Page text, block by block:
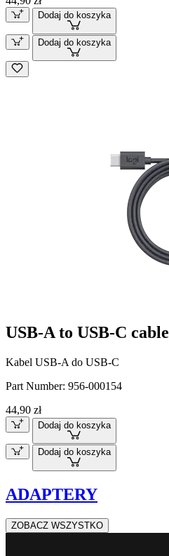
Dodaj do koszyka
Dodaj do koszyka
USB-A to USB-C cable
Kabel USB-A do USB-C
Part Number: 956-000154
44,90 zł
Dodaj do koszyka
Dodaj do koszyka
ADAPTERY
ZOBACZ WSZYSTKO